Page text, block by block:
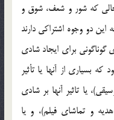
که شور و شعف، شوق و
دو وجوه اشتراکي دارند
گوناگوني براي ايجاد شادي
بسياري از آنها يا تأثير
يا تاثير آنها بر شادي
و تماشاي فيلم)، و يا